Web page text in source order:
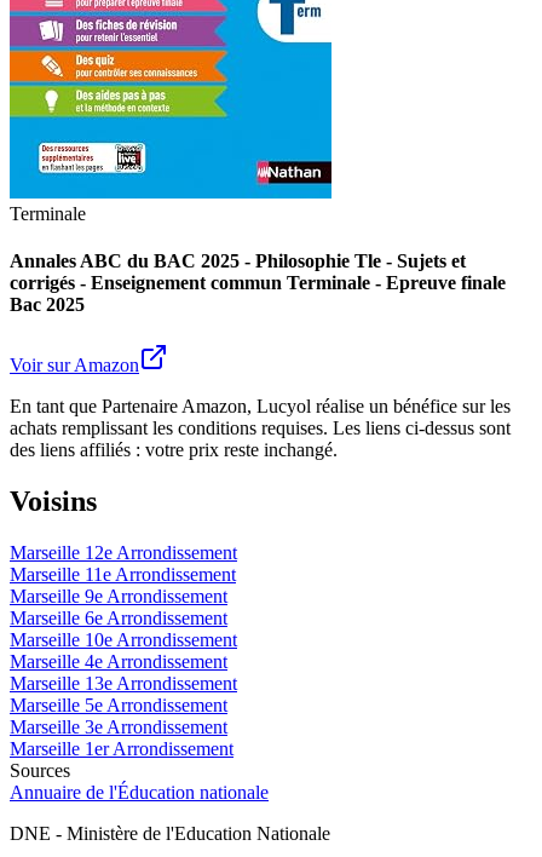
Terminale
Annales ABC du BAC 2025 - Philosophie Tle - Sujets et
corrigés - Enseignement commun Terminale - Epreuve finale
Bac 2025
Voir sur Amazon
En tant que Partenaire Amazon, Lucyol réalise un bénéfice sur les
achats remplissant les conditions requises. Les liens ci-dessus sont
des liens affiliés : votre prix reste inchangé.
Voisins
Marseille 12e Arrondissement
Marseille 11e Arrondissement
Marseille 9e Arrondissement
Marseille 6e Arrondissement
Marseille 10e Arrondissement
Marseille 4e Arrondissement
Marseille 13e Arrondissement
Marseille 5e Arrondissement
Marseille 3e Arrondissement
Marseille 1er Arrondissement
Sources
Annuaire de l'Éducation nationale
DNE - Ministère de l'Education Nationale